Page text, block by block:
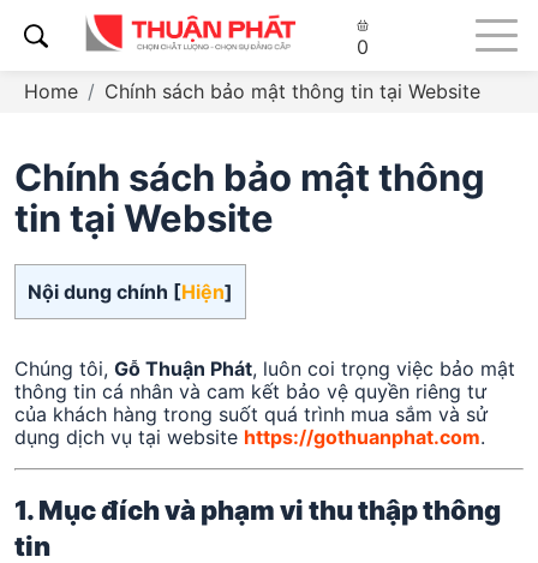
0
Home
Chính sách bảo mật thông tin tại Website
Chính sách bảo mật thông
tin tại Website
Nội dung chính [Hiện]
Chúng tôi, Gỗ Thuận Phát, luôn coi trọng việc bảo mật
thông tin cá nhân và cam kết bảo vệ quyền riêng tư
của khách hàng trong suốt quá trình mua sắm và sử
dụng dịch vụ tại website https://gothuanphat.com.
1. Mục đích và phạm vi thu thập thông
tin